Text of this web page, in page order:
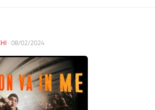
· 08/02/2024